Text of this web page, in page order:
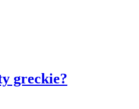
greckie?